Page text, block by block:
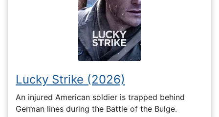
Lucky Strike (2026)
An injured American soldier is trapped behind
German lines during the Battle of the Bulge.